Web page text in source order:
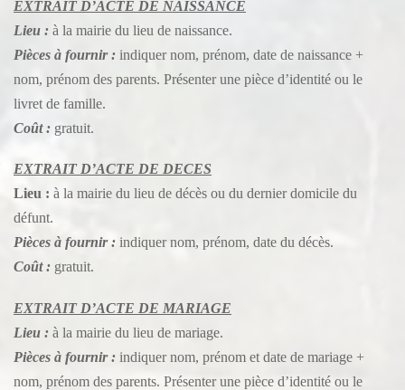
EXTRAIT D’ACTE DE NAISSANCE
Lieu : à la mairie du lieu de naissance.
Pièces à fournir : indiquer nom, prénom, date de naissance +
nom, prénom des parents. Présenter une pièce d’identité ou le
livret de famille.
Coût : gratuit.
EXTRAIT D’ACTE DE DECES
Lieu : à la mairie du lieu de décès ou du dernier domicile du
défunt.
Pièces à fournir : indiquer nom, prénom, date du décès.
Coût : gratuit.
EXTRAIT D’ACTE DE MARIAGE
Lieu : à la mairie du lieu de mariage.
Pièces à fournir : indiquer nom, prénom et date de mariage +
nom, prénom des parents. Présenter une pièce d’identité ou le